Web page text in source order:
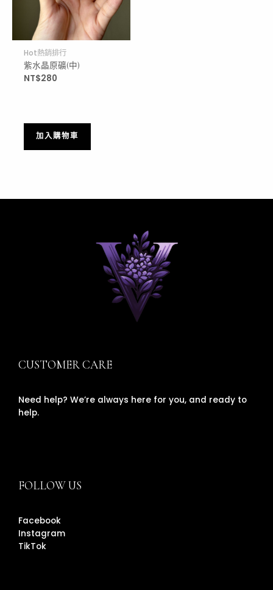
Hot熱銷排行
紫水晶原礦(中)
NT$280
加入購物車
CUSTOMER CARE
Need help? We’re always here for you, and ready to
help.
FOLLOW US
Facebook
Instagram
TikTok